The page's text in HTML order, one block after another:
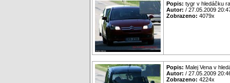
Popis: tygr v hledáčku
Autor: / 27.05.2009
Zobrazeno: 4079x
Popis: Malej Vena v
Autor: / 27.05.2009
Zobrazeno: 4224x